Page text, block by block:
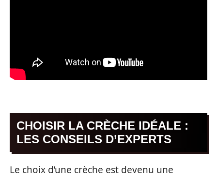
CHOISIR LA CRÈCHE IDÉALE :
LES CONSEILS D’EXPERTS
Le choix d’une crèche est devenu une